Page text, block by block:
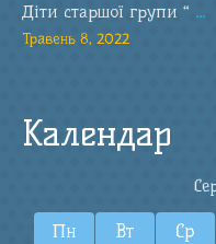
Діти старшої групи “ ...
Травень 8, 2022
Календар
Пн Вт Ср